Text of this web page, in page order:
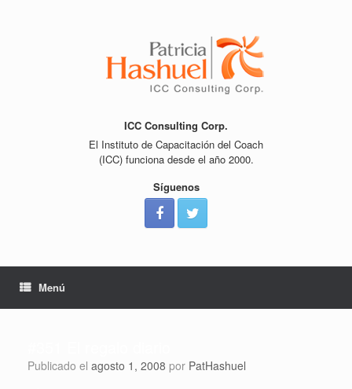
ICC Consulting Corp.
El Instituto de Capacitación del Coach
(ICC) funciona desde el año 2000.
Síguenos
Menú
Publicado el agosto 1, 2008 por PatHashuel